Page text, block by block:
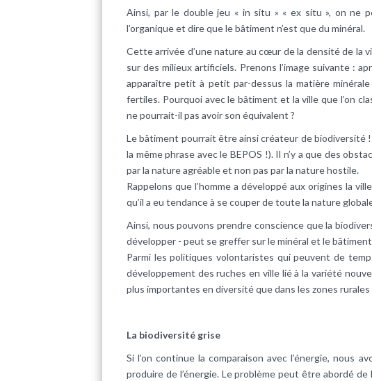
Ainsi, par le double jeu « in situ » « ex situ », on ne
l’organique et dire que le bâtiment n’est que du minéral.
Cette arrivée d’une nature au cœur de la densité de la
sur des milieux artificiels. Prenons l’image suivante :
apparaître petit à petit par-dessus la matière
fertiles. Pourquoi avec le bâtiment et la ville que l’on
ne pourrait-il pas avoir son équivalent ?
Le bâtiment pourrait être ainsi créateur de biodiversité !
la même phrase avec le BEPOS !). Il n’y a que des
par la nature agréable et non pas par la nature hostile.
Rappelons que l’homme a développé aux origines la
qu’il a eu tendance à se couper de toute la nature
Ainsi, nous pouvons prendre conscience que la
développer - peut se greffer sur le minéral et le
Parmi les politiques volontaristes qui peuvent de
développement des ruches en ville lié à la variété
plus importantes en diversité que dans les zones
La biodiversité grise
Si l’on continue la comparaison avec l’énergie, nous
produire de l’énergie. Le problème peut être abordé